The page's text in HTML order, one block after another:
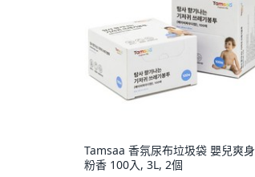
Tamsaa 香氛尿布垃圾袋 嬰兒爽身
粉香 100入, 3L, 2個